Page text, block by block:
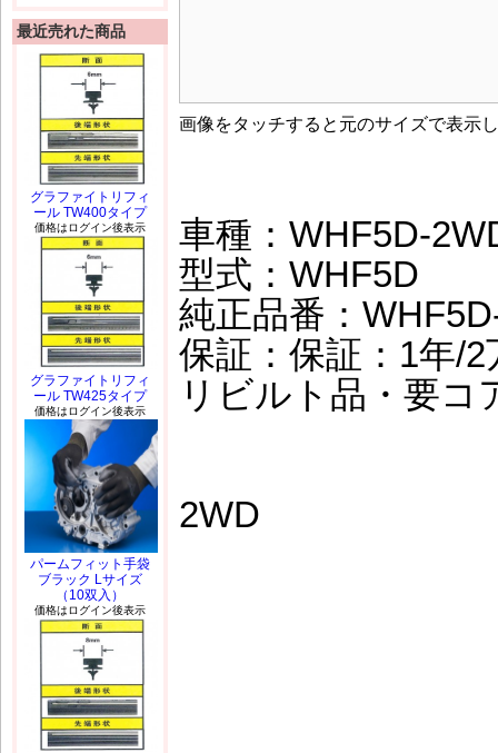
画像をタッチすると元のサイズで表示
車種：WHF5D-
型式：WHF5D
純正品番：
保証：保証：1年/
リビルト品・要コ
2WD
最近売れた商品
グラファイトリフィ
ール TW400タイプ
価格はログイン後表示
グラファイトリフィ
ール TW425タイプ
価格はログイン後表示
パームフィット手袋
ブラック Lサイズ
（10双入）
価格はログイン後表示